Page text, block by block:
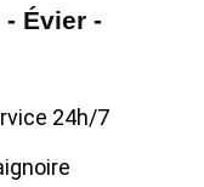
- Évier -
24h/7